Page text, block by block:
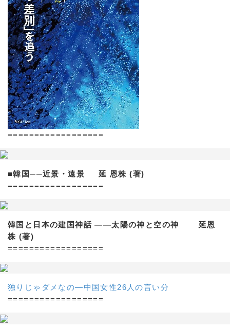
==================
■韓国──近景・遠景 延 恩株 (著)
==================
韓国と日本の建国神話 ——太陽の神と空の神 延恩
株 (著)
==================
独りじゃダメなの―中国女性26人の言い分
==================